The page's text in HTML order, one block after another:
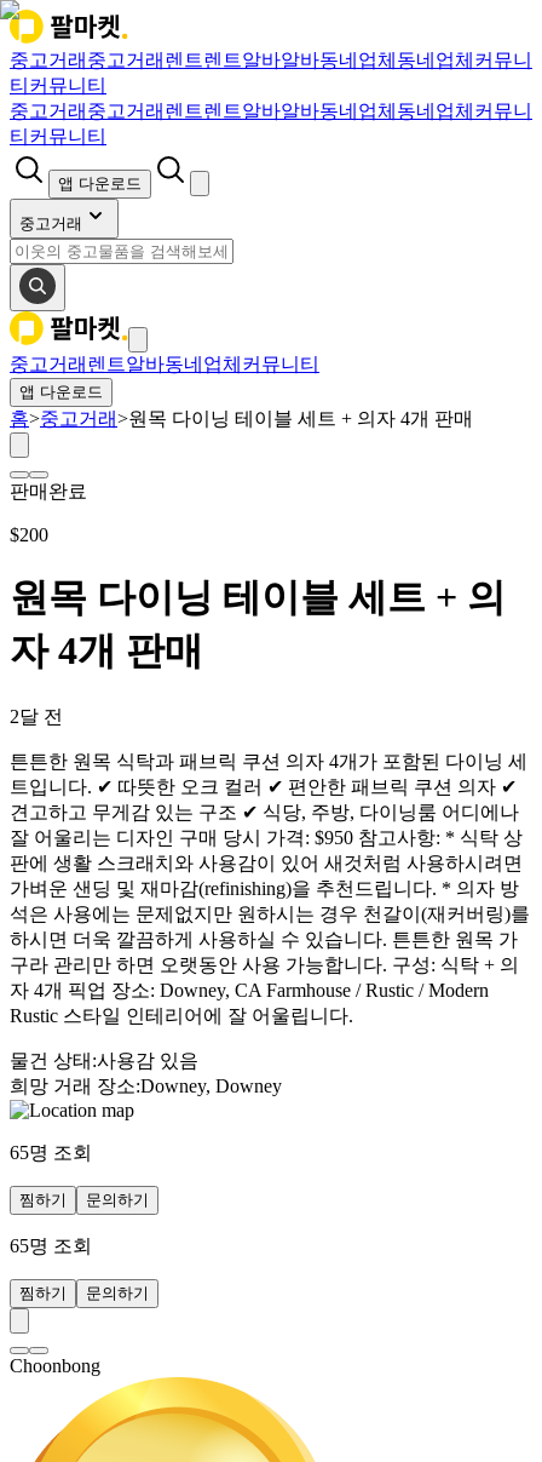
중고거래 중고거래 렌트렌트알바알바동네업체 동네업체 커뮤니
티 커뮤니티
중고거래 중고거래 렌트렌트알바알바동네업체 동네업체 커뮤니
티 커뮤니티
앱 다운로드
중고거래
중고거래 렌트알바동네업체 커뮤니티
앱 다운로드
홈>중고거래>원목 다이닝 테이블 세트 + 의자 4개 판매
판매완료
$200
원목 다이닝 테이블 세트 + 의
자 4개 판매
2달 전
튼튼한 원목 식탁과 패브릭 쿠션 의자 4개가 포함된 다이닝 세
트입니다. ✔ 따뜻한 오크 컬러 ✔ 편안한 패브릭 쿠션 의자 ✔
견고하고 무게감 있는 구조 ✔ 식당, 주방, 다이닝룸 어디에나
잘 어울리는 디자인 구매 당시 가격: $950 참고사항: * 식탁 상
판에 생활 스크래치와 사용감이 있어 새것처럼 사용하시려면
가벼운 샌딩 및 재마감(refinishing)을 추천드립니다. * 의자 방
석은 사용에는 문제없지만 원하시는 경우 천갈이(재커버링)를
하시면 더욱 깔끔하게 사용하실 수 있습니다. 튼튼한 원목 가
구라 관리만 하면 오랫동안 사용 가능합니다. 구성: 식탁 + 의
자 4개 픽업 장소: Downey, CA Farmhouse / Rustic / Modern
Rustic 스타일 인테리어에 잘 어울립니다.
물건 상태 :사용감 있음
희망 거래 장소:Downey, Downey
65명 조회
찜하기 문의하기
65명 조회
찜하기 문의하기
Choonbong